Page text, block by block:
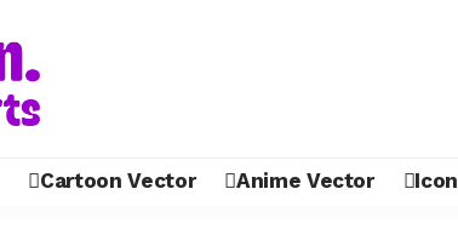
Cartoon Vector Anime Vector Icon